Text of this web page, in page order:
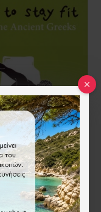
HOW TO STAY FIT LIKE THE ANCIENT GREEKS
11.10€